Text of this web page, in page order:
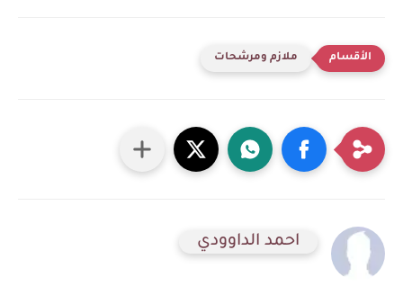
ملازم ومرشحات
احمد الداوودي